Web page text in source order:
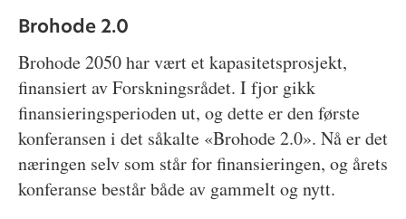
Brohode 2.0
Brohode 2050 har vært et kapasitetsprosjekt,
finansiert av Forskningsrådet. I fjor gikk
finansieringsperioden ut, og dette er den første
konferansen i det såkalte «Brohode 2.0». Nå er det
næringen selv som står for finansieringen, og årets
konferanse består både av gammelt og nytt.